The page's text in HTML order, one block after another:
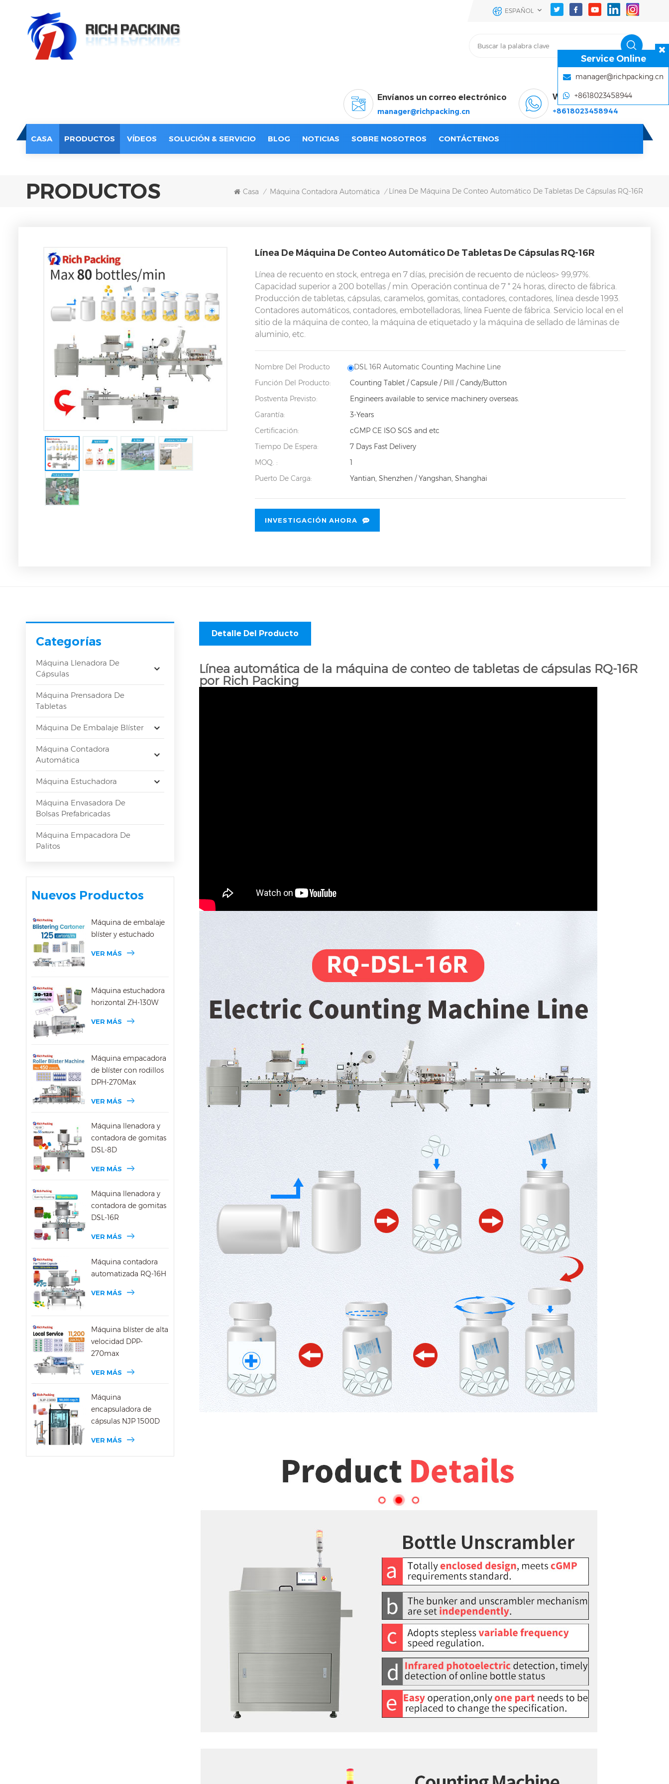
ESPAÑOL
Envíanos un correo electrónico
manager@richpacking.cn
WhatsApp & Wechat
+8618023458944
CASA PRODUCTOS VÍDEOS SOLUCIÓN & SERVICIO BLOG NOTICIAS SOBRE NOSOTROS CONTÁCTENOS
PRODUCTOS Casa / Máquina Contadora Automática / Línea De Máquina De Conteo Automático De Tabletas De Cápsulas RQ-16R
Línea De Máquina De Conteo Automático De Tabletas De Cápsulas RQ-16R
Línea de recuento en stock, entrega en 7 días, precisión de recuento de núcleos> 99,97%.
Capacidad superior a 200 botellas / min. Operación continua de 7 * 24 horas, directo de fábrica.
Producción de tabletas, cápsulas, caramelos, gomitas, contadores, contadores, línea desde 1993.
Contadores automáticos, contadores, embotelladoras, línea Fuente de fábrica. Servicio local en el
sitio de la máquina de conteo, la máquina de etiquetado y la máquina de sellado de láminas de
aluminio, etc.
Nombre Del Producto
DSL 16R Automatic Counting Machine Line
Función Del Producto:
Counting Tablet / Capsule / Pill / Candy/Button
Postventa Previsto:
Engineers available to service machinery overseas.
Garantía:
3-Years
Certificación:
cGMP CE ISO SGS and etc
Tiempo De Espera:
7 Days Fast Delivery
MOQ. :
1
Puerto De Carga:
Yantian, Shenzhen / Yangshan, Shanghai
INVESTIGACIÓN AHORA
Categorías
Máquina Llenadora De
Cápsulas
Máquina Prensadora De
Tabletas
Máquina De Embalaje Blíster
Máquina Contadora
Automática
Máquina Estuchadora
Máquina Envasadora De
Bolsas Prefabricadas
Máquina Empacadora De
Palitos
Nuevos Productos
Máquina de embalaje
blíster y estuchado
VER MÁS
Máquina estuchadora
horizontal ZH-130W
VER MÁS
Máquina empacadora
de blíster con rodillos
DPH-270Max
VER MÁS
Máquina llenadora y
contadora de gomitas
DSL-8D
VER MÁS
Máquina llenadora y
contadora de gomitas
DSL-16R
VER MÁS
Máquina contadora
automatizada RQ-16H
VER MÁS
Máquina blíster de alta
velocidad DPP-
270max
VER MÁS
Máquina
encapsuladora de
cápsulas NJP 1500D
VER MÁS
Detalle Del Producto
Línea automática de la máquina de conteo de tabletas de cápsulas RQ-16R
por Rich Packing
Service Online
manager@richpacking.cn
+8618023458944